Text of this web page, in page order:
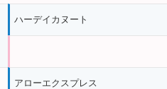
ハーデイカヌート
アローエクスプレス